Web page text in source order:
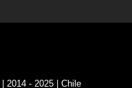
2014 - 2025 | Chile